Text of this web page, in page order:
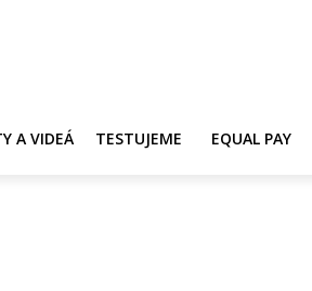
A VIDEÁ TESTUJEME EQUAL PAY